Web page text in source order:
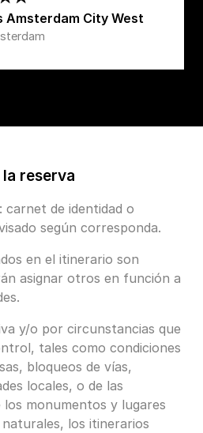
Amsterdam City West
reserva
carnet de identidad o
según corresponda.
en el itinerario son
asignar otros en función a
y/o por circunstancias que
tales como condiciones
bloqueos de vías,
locales, o de las
los monumentos y lugares
los itinerarios